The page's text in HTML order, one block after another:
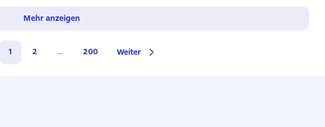
Mehr anzeigen
1 2 ... 200 Weiter